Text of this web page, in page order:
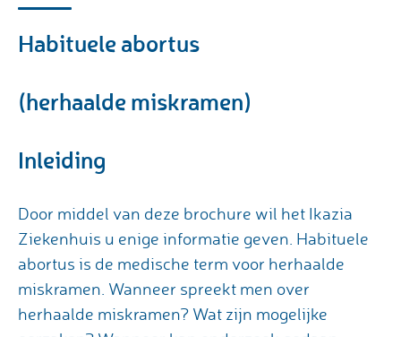
Habituele abortus
(herhaalde miskramen)
Inleiding
Door middel van deze brochure wil het Ikazia
Ziekenhuis u enige informatie geven. Habituele
abortus is de medische term voor herhaalde
miskramen. Wanneer spreekt men over
herhaalde miskramen? Wat zijn mogelijke